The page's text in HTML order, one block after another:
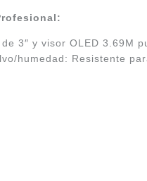
3″ y visor OLED 3.69M
humedad: Resistente